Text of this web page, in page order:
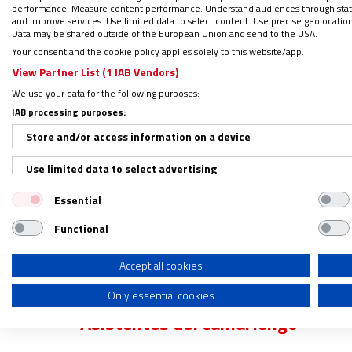
La ausencia de Cañizares
El portavoz de la Santa Sede, Matteo
los que accedan a esta selecta
que la participación de algunos está
descartado viajar a Roma ha sido el
si el cardenal defenestrado por Francisco,
Junto a esta fecha, desde el Vaticano
congregaciones, que contará además con
Pablo Extramuros.
Estas reuniones en
perfil que ha de tener el próximo
el domingo 4 de mayo.
Asistentes del camarlengo
performance. Measure content performance. Understand audiences through
and improve services. Use limited data to select content. Use precise
Data may be shared outside of the European Union and send to the USA.
Your consent and the cookie policy applies solely to this website/app.
View Partner List (1 IAB Vendors)
We use your data for the following purposes:
IAB processing purposes:
Store and/or access information on a device
Use limited data to select advertising
Create profiles for personalised advertising
Use profiles to select personalised advertising
Create profiles to personalise content
Use profiles to select personalised content
Measure advertising performance
Essential
Functional
Accept all cookies
Only essential cookies